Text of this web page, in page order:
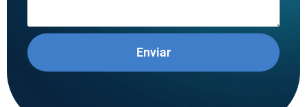
Enviar